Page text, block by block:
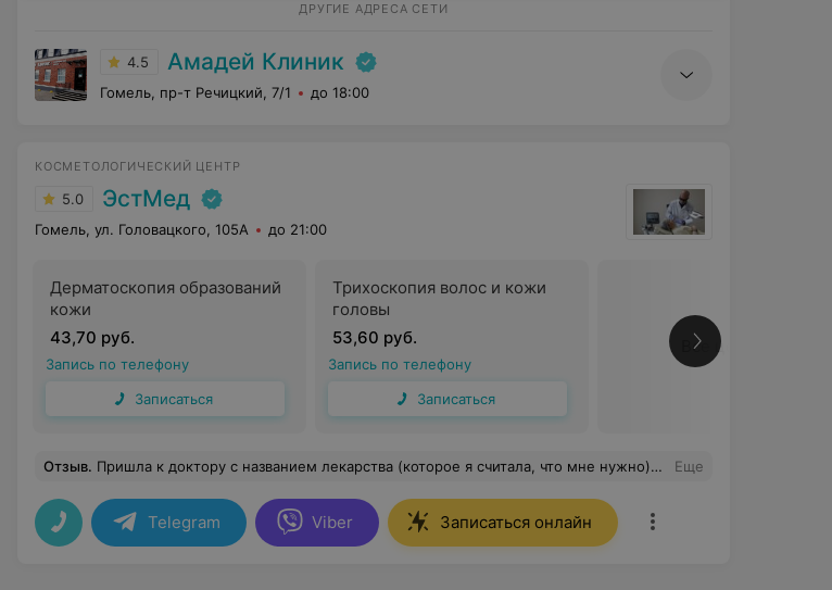
ДРУГИЕ АДРЕСА СЕТИ
4.5 Амадей Клиник
Гомель, пр-т Речицкий, 7/1 до 18:00
КОСМЕТОЛОГИЧЕСКИЙ ЦЕНТР
5.0 ЭстМед
Гомель, ул. Головацкого, 105А до 21:00
Дерматоскопия образований
кожи
43,70 руб.
Запись по телефону
Записаться
Трихоскопия волос и кожи
головы
53,60 руб.
Запись по телефону
Записаться
Все цены
Отзыв. Пришла к доктору с названием лекарства (которое я считала, что мне нужно)) и деньгами на него. Елена Васильевна, отговорила от дорогостоящей процедуры и лекарства. Предложив альтернативы, в аппаратной косметологии и инъекции (гораздо дешевле, эффект от которых виду не только я). Лишнего не сделает, но если видит, что есть какие-то особенности, которые можно решить быстро, и бюджетно, корректно сообщит и предложит варианты решения (был глубокий купероз, за 7 рублей решили. Эстетический очень хорошо, по карману не бьёт). Всегда очень внимательна, корректна и открыта к диалогу. Теперь хожу только к ней Еще
Telegram Viber Записаться онлайн